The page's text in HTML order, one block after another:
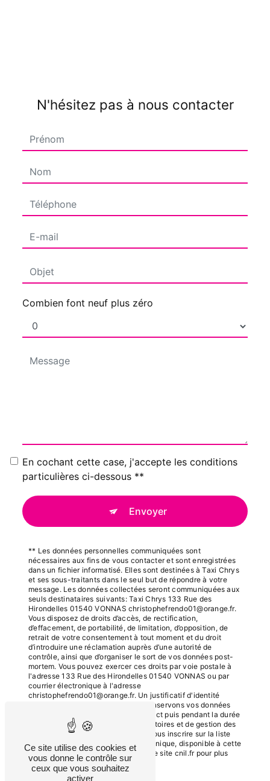
N'hésitez pas à nous contacter
Combien font neuf plus zéro
En cochant cette case, j'accepte les conditions
particulières ci-dessous **
Envoyer
** Les données personnelles communiquées sont
nécessaires aux fins de vous contacter et sont enregistrées
dans un fichier informatisé. Elles sont destinées à Taxi Chrys
et ses sous-traitants dans le seul but de répondre à votre
message. Les données collectées seront communiquées aux
seuls destinataires suivants: Taxi Chrys 133 Rue des
Hirondelles 01540 VONNAS christophefrendo01@orange.fr.
Vous disposez de droits d’accès, de rectification,
d’effacement, de portabilité, de limitation, d’opposition, de
retrait de votre consentement à tout moment et du droit
d’introduire une réclamation auprès d’une autorité de
contrôle, ainsi que d’organiser le sort de vos données post-
mortem. Vous pouvez exercer ces droits par voie postale à
l'adresse 133 Rue des Hirondelles 01540 VONNAS ou par
courrier électronique à l'adresse
christophefrendo01@orange.fr. Un justificatif d'identité
pourra vous être demandé. Nous conservons vos données
pendant la période de prise de contact puis pendant la durée
de prescription légale aux fins probatoires et de gestion des
contentieux. Vous avez le droit de vous inscrire sur la liste
d'opposition au démarchage téléphonique, disponible à cette
adresse:Bloctel.gouv.fr. Consultez le site cnil.fr pour plus
d’informations sur vos droits.
Ce site utilise des cookies et
vous donne le contrôle sur
ceux que vous souhaitez
activer